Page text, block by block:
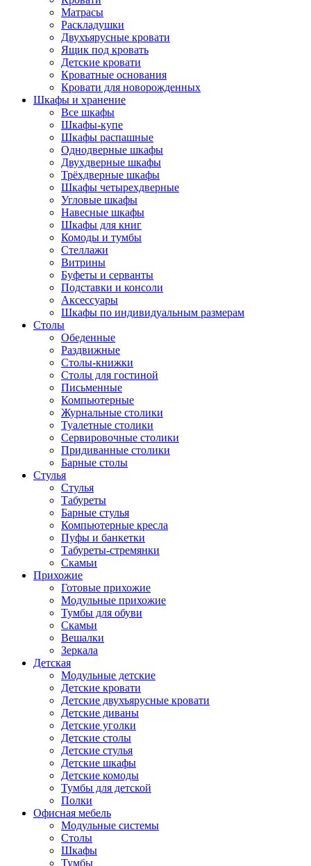
Матрасы
Раскладушки
Двухъярусные кровати
Ящик под кровать
Детские кровати
Кроватные основания
Кровати для новорожденных
Шкафы и хранение
Все шкафы
Шкафы-купе
Шкафы распашные
Однодверные шкафы
Двухдверные шкафы
Трёхдверные шкафы
Шкафы четырехдверные
Угловые шкафы
Навесные шкафы
Шкафы для книг
Комоды и тумбы
Стеллажи
Витрины
Буфеты и серванты
Подставки и консоли
Аксессуары
Шкафы по индивидуальным размерам
Столы
Обеденные
Раздвижные
Столы-книжки
Столы для гостиной
Письменные
Компьютерные
Журнальные столики
Туалетные столики
Сервировочные столики
Придиванные столики
Барные столы
Стулья
Стулья
Табуреты
Барные стулья
Компьютерные кресла
Пуфы и банкетки
Табуреты-стремянки
Скамьи
Прихожие
Готовые прихожие
Модульные прихожие
Тумбы для обуви
Скамьи
Вешалки
Зеркала
Детская
Модульные детские
Детские кровати
Детские двухъярусные кровати
Детские диваны
Детские уголки
Детские столы
Детские стулья
Детские шкафы
Детские комоды
Тумбы для детской
Полки
Офисная мебель
Модульные системы
Столы
Шкафы
Тумбы